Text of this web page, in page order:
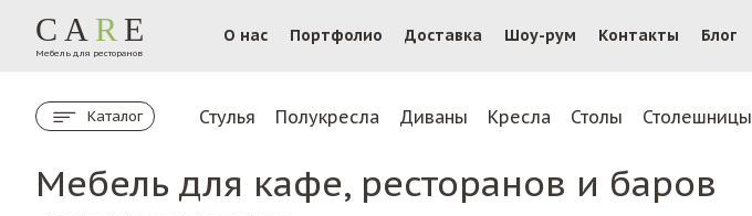
CA R E
Мебель для ресторанов
О нас Портфолио Доставка Шоу-рум Контакты Блог
Каталог Стулья Полукресла Диваны Кресла Столы Столешницы
Мебель для кафе, ресторанов и баров